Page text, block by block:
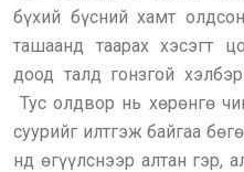
бүхий бүсний хамт
ташаанд таарах хэсэгт
доод талд гонзгой
Тус олдвор нь хөрөнгө
суурийг илтгэж байгаа
нд өгүүлснээр алтан гэр,